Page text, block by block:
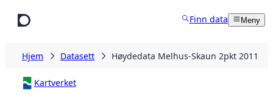
Finn data Meny
Hjem Datasett Høydedata Melhus-Skaun 2pkt 2011
Kartverket